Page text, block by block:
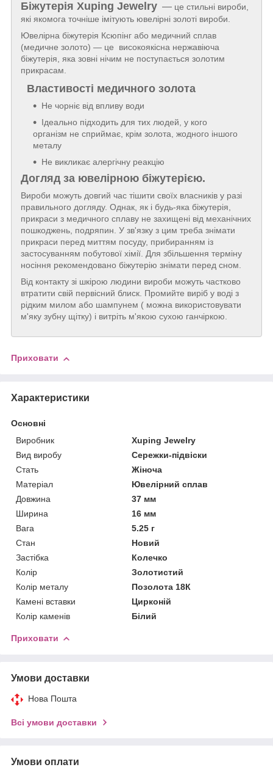
Біжутерія Xuping Jewelry — це стильні вироби,
які якомога точніше імітують ювелірні золоті вироби.
Ювелірна біжутерія Ксюпінг або медичний сплав
(медичне золото) — це високоякісна нержавіюча
біжутерія, яка зовні нічим не поступається золотим
прикрасам.
Властивості медичного золота
Не чорніє від впливу води
Ідеально підходить для тих людей, у кого
організм не сприймає, крім золота, жодного іншого
металу
Не викликає алергічну реакцію
Догляд за ювелірною біжутерією.
Вироби можуть довгий час тішити своїх власників у разі
правильного догляду. Однак, як і будь-яка біжутерія,
прикраси з медичного сплаву не захищені від механічних
пошкоджень, подряпин. У зв'язку з цим треба знімати
прикраси перед миттям посуду, прибиранням із
застосуванням побутової хімії. Для збільшення терміну
носіння рекомендовано біжутерію знімати перед сном.
Від контакту зі шкірою людини вироби можуть частково
втратити свій первісний блиск. Промийте виріб у воді з
рідким милом або шампунем ( можна використовувати
м'яку зубну щітку) і витріть м'якою сухою ганчіркою.
Приховати
Характеристики
Основні
Виробник
Xuping Jewelry
Вид виробу
Сережки-підвіски
Стать
Жіноча
Матеріал
Ювелірний сплав
Довжина
37 мм
Ширина
16 мм
Вага
5.25 г
Стан
Новий
Застібка
Колечко
Колір
Золотистий
Колір металу
Позолота 18К
Камені вставки
Цирконій
Колір каменів
Білий
Приховати
Умови доставки
Нова Пошта
Всі умови доставки
Умови оплати